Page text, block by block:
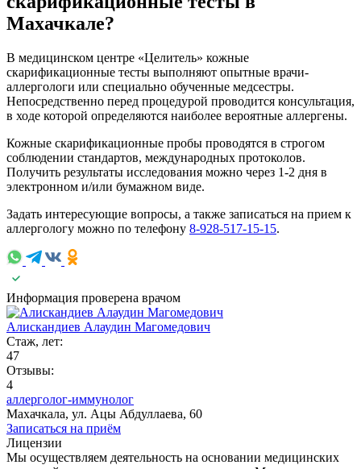
Махачкале?
В медицинском центре «Целитель» кожные
скарификационные тесты выполняют опытные врачи-
аллергологи или специально обученные медсестры.
Непосредственно перед процедурой проводится консультация,
в ходе которой определяются наиболее вероятные аллергены.
Кожные скарификационные пробы проводятся в строгом
соблюдении стандартов, международных протоколов.
Получить результаты исследования можно через 1-2 дня в
электронном и/или бумажном виде.
Задать интересующие вопросы, а также записаться на прием к
аллергологу можно по телефону 8-928-517-15-15.
Информация проверена врачом
Алискандиев Алаудин Магомедович
Стаж, лет:
47
Отзывы:
4
аллерголог-иммунолог
Махачкала, ул. Ацы Абдуллаева, 60
Записаться на приём
Лицензии
Мы осуществляем деятельность на основании медицинских